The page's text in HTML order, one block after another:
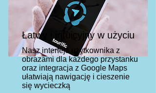
Łatwy i intuicyjny w użyciu
Nasz interfejs użytkownika z
obrazami dla każdego przystanku
oraz integracja z Google Maps
ułatwiają nawigację i cieszenie
się wycieczką